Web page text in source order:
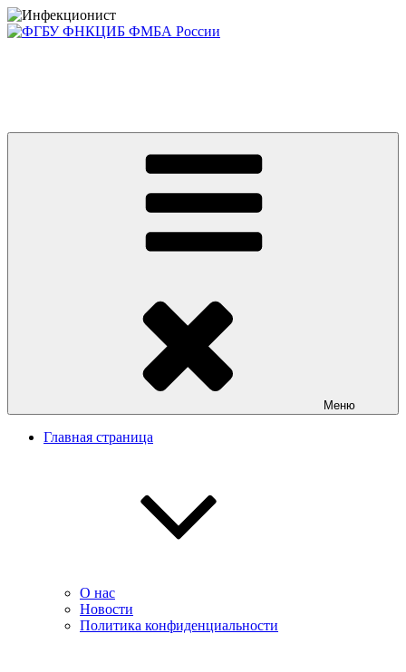
Перейти
к
Меню
Главная страница
О нас
Новости
Политика конфиденциальности